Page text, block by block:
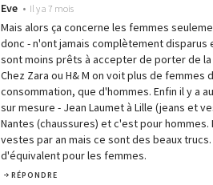
Eve • Il y a 7 mois
Mais alors ça concerne les femmes
donc - n'ont jamais complètement disparus
sont moins prêts à accepter de porter de
Chez Zara ou H& M on voit plus de femmes
consommation, que d'hommes. Enfin il y a
sur mesure - Jean Laumet à Lille (jeans et
Nantes (chaussures) et c'est pour
vestes par an mais ce sont des beaux
d'équivalent pour les femmes.
RÉPONDRE